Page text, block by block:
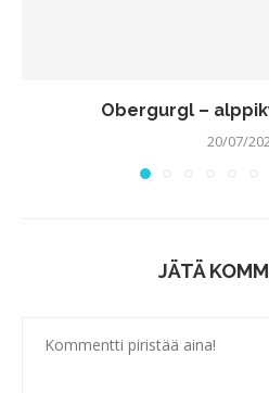
Obergurgl –
20/07/
JÄTÄ